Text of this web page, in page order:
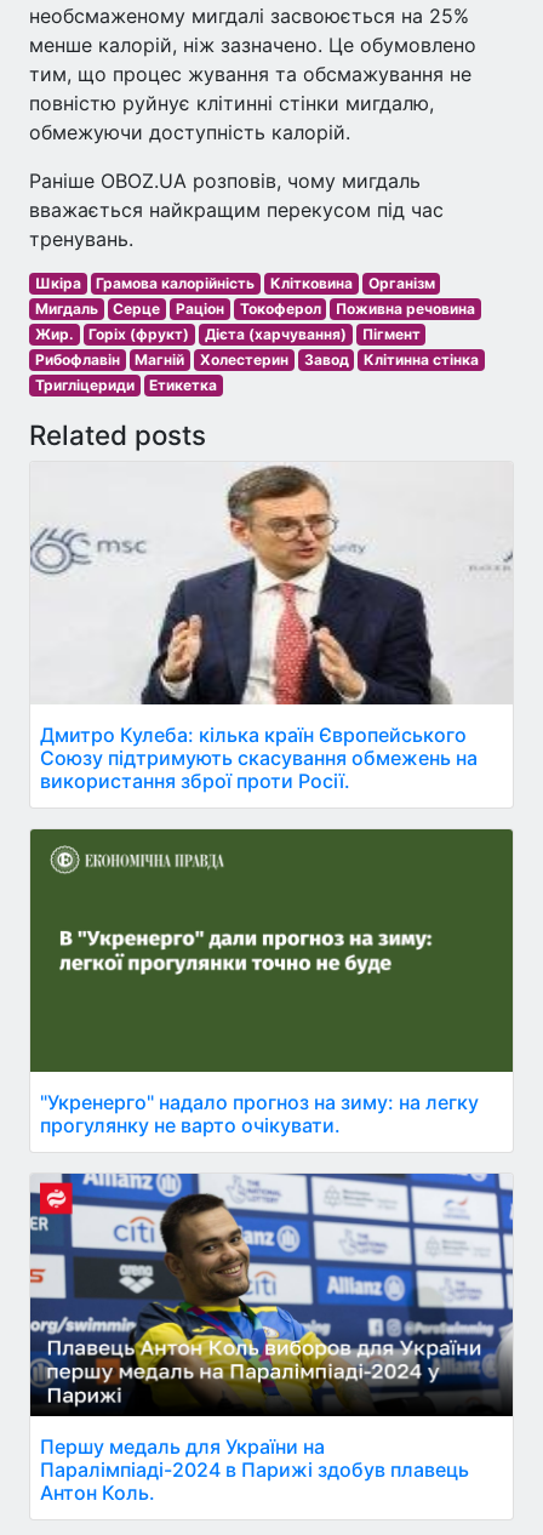
необсмаженому мигдалі засвоюється на 25%
менше калорій, ніж зазначено. Це обумовлено
тим, що процес жування та обсмажування не
повністю руйнує клітинні стінки мигдалю,
обмежуючи доступність калорій.
Раніше OBOZ.UA розповів, чому мигдаль
вважається найкращим перекусом під час
тренувань.
Шкіра Грамова калорійність Клітковина
Організм
Мигдаль
Серце Раціон Токоферол
Поживна речовина
Жир.
Горіх (фрукт) Дієта (харчування)
Пігмент
Рибофлавін
Магній Холестерин Завод
Клітинна стінка
Тригліцериди
Етикетка
Related posts
Дмитро Кулеба: кілька країн Європейського
Союзу підтримують скасування обмежень на
використання зброї проти Росії.
"Укренерго" надало прогноз на зиму: на легку
прогулянку не варто очікувати.
Першу медаль для України на
Паралімпіаді-2024 в Парижі здобув плавець
Антон Коль.